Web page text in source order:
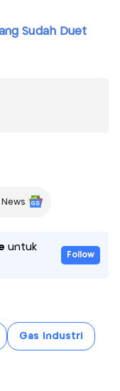
Sudah Duet
untuk
Follow
Gas Industri